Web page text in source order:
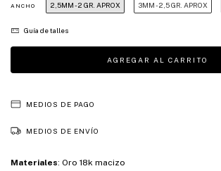
ANCHO 2,5MM - 2 GR. APROX 3MM - 2,5 GR. APROX
Guía de talles
MEDIOS DE PAGO
MEDIOS DE ENVÍO
Materiales: Oro 18k macizo